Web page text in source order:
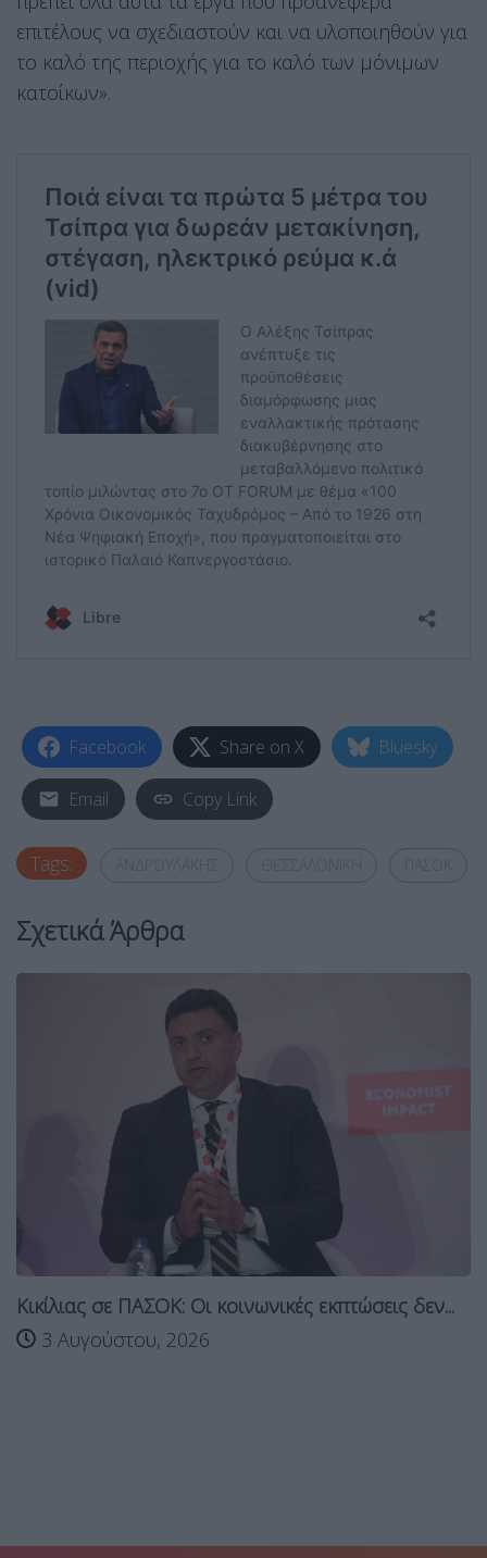
επιτέλους να σχεδιαστούν και να υλοποιηθούν για
το καλό της περιοχής για το καλό των μόνιμων
κατοίκων».
Facebook Share on X Bluesky
Email Copy Link
Tags:
Σχετικά Άρθρα
Κικίλιας σε ΠΑΣΟΚ: Οι κοινωνικές εκπτώσεις δεν...
3 Αυγούστου, 2026